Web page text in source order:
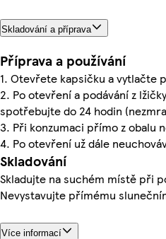
Skladování a příprava
Příprava a používání
1. Otevřete kapsičku a vytlačte
2. Po otevření a podávání z
spotřebujte do 24 hodin
3. Při konzumaci přímo z obalu
4. Po otevření už dále
Skladování
Skladujte na suchém místě při
Nevystavujte přímému
Více informací